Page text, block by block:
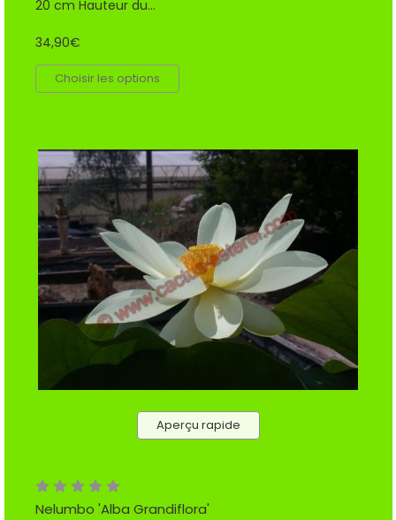
20 cm Hauteur du...
34,90€
Choisir les options
Aperçu rapide
Nelumbo 'Alba Grandiflora'